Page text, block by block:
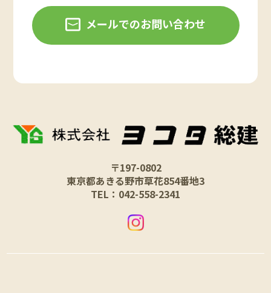
メールでのお問い合わせ
〒197-0802
東京都あきる野市草花854番地3
TEL：042-558-2341